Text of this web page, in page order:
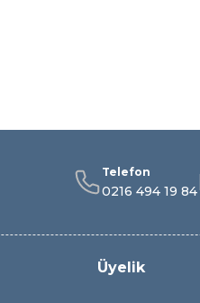
Telefon
0216 494 19 84
Üyelik